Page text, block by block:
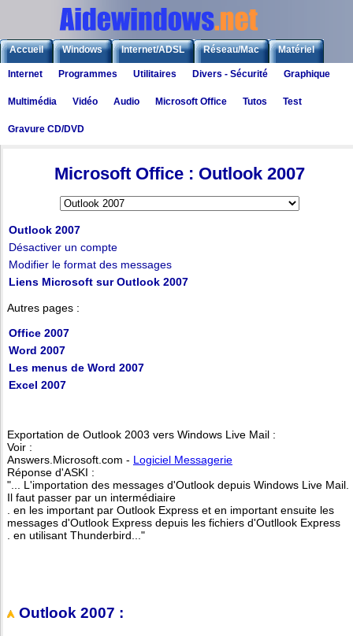
Accueil Windows Internet/ADSL Réseau/Mac Matériel
Logiciels Liens Jeux
Internet Programmes Utilitaires Divers - Sécurité Graphique
Multimédia Vidéo Audio Microsoft Office Tutos Test
Gravure CD/DVD
Microsoft Office : Outlook 2007
Outlook 2007
Désactiver un compte
Modifier le format des messages
Liens Microsoft sur Outlook 2007
Autres pages :
Office 2007
Word 2007
Les menus de Word 2007
Excel 2007
Exportation de Outlook 2003 vers Windows Live Mail :
Voir :
Answers.Microsoft.com - Logiciel Messagerie
Réponse d'ASKI :
"... L'importation des messages d'Outlook depuis Windows Live Mail.
Il faut passer par un intermédiaire
. en les important par Outlook Express et en important ensuite les
messages d'Outlook Express depuis les fichiers d'Outllook Express
. en utilisant Thunderbird..."
Outlook 2007 :